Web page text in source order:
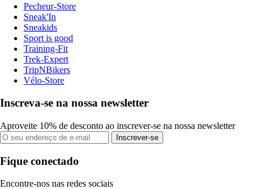
Pecheur-Store
Sneak'In
Sneakids
Sport is good
Training-Fit
Trek-Expert
TripNBikers
Vélo-Store
Inscreva-se na nossa newsletter
Aproveite 10% de desconto ao inscrever-se na nossa newsletter
Inscrever-se
Fique conectado
Encontre-nos nas redes sociais